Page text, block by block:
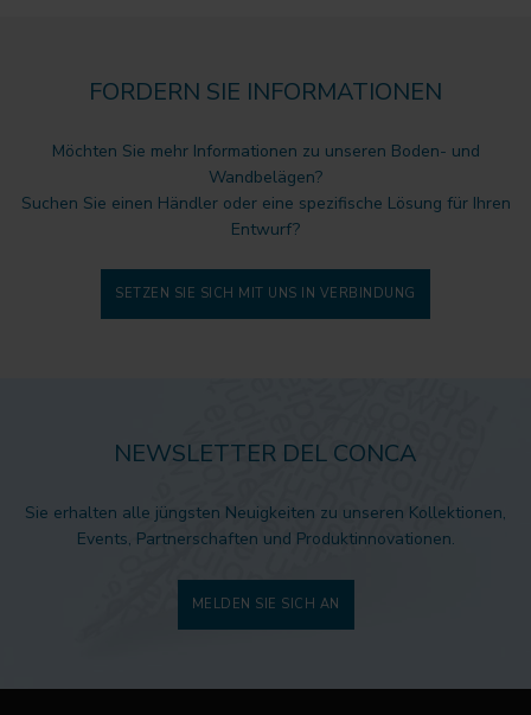
FORDERN SIE INFORMATIONEN
Möchten Sie mehr Informationen zu unseren Boden- und
Wandbelägen?
Suchen Sie einen Händler oder eine spezifische Lösung für Ihren
Entwurf?
SETZEN SIE SICH MIT UNS IN VERBINDUNG
NEWSLETTER DEL CONCA
Sie erhalten alle jüngsten Neuigkeiten zu unseren Kollektionen,
Events, Partnerschaften und Produktinnovationen.
MELDEN SIE SICH AN